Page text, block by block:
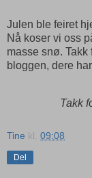
Julen ble feiret
Nå koser vi oss
masse snø.
bloggen, dere
Takk
Tine kl. 09:08
Del